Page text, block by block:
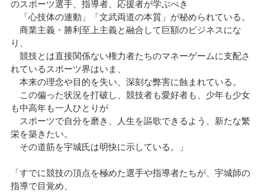
のスポーツ選手、指導者、応援者が学ぶべき
「心技体の連動」「文武両道の本質」が秘められている。
商業主義・勝利至上主義と融合して巨額のビジネスにな
り、
競技とは直接関係ない権力者たちのマネーゲームに支配さ
れているスポーツ界はいま、
本来の理念や目的を失い、深刻な弊害に蝕まれている。
この偏った状況を打破し、競技者も愛好者も、少年も少女
も中高年も一人ひとりが
スポーツで自分を磨き、人生を謳歌できるよう、新たな繁
栄を築きたい。
その道筋を宇城氏は明快に示している。」
「すでに競技の頂点を極めた選手や指導者たちが、宇城師の
指導で目覚め、